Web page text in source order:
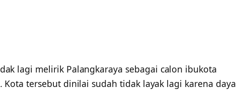
lagi melirik Palangkaraya sebagai calon ibukota
Kota tersebut dinilai sudah tidak layak lagi karena daya